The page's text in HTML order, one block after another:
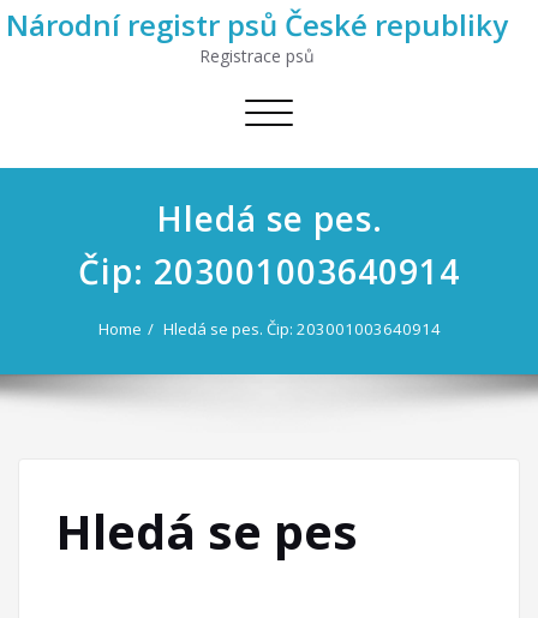
Národní registr psů České republiky
Registrace psů
Toggle
Hledá se pes.
Čip: 203001003640914
Home Hledá se pes. Čip: 203001003640914
Hledá se pes